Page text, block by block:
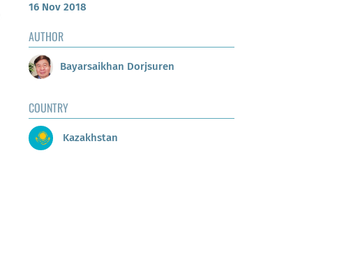
16 Nov 2018
AUTHOR
Bayarsaikhan Dorjsuren
COUNTRY
Kazakhstan